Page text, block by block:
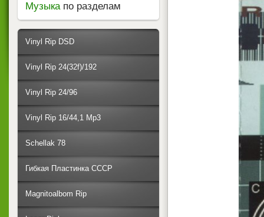
Музыка по разделам
Vinyl Rip DSD
Vinyl Rip 24(32f)/192
Vinyl Rip 24/96
Vinyl Rip 16/44,1 Mp3
Schellak 78
Гибкая Пластинка СССР
Magnitoalbom Rip